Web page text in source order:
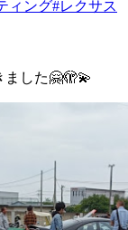
ィング#レクサス
した🤗🫣💫